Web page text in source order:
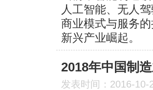
人工智能、无人
商业模式与服务
新兴产业崛起。
2018年中国制
发表时间：2016-10-